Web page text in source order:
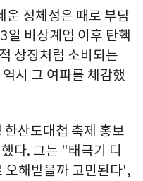
정체성은 때로 부담
일 비상계엄 이후 탄핵
상징처럼 소비되는
시 그 여파를 체감했
산도대첩 축제 홍보
다. 그는 "태극기 디
오해받을까 고민된다',